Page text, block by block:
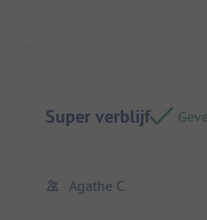
Super verblijf
Agathe C